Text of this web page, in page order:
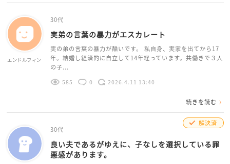
エンドルフィン
30代
実弟の言葉の暴力がエスカレート
実の弟の言葉の暴力が酷いです。 私自身、実家を出てから17
年。結婚し経済的に自立して14年経っています。共働きで３人
の子...
585 0 2026.4.11 13:40
続きを読む
解決済
30代
良い夫であるがゆえに、子なしを選択している罪
悪感があります。